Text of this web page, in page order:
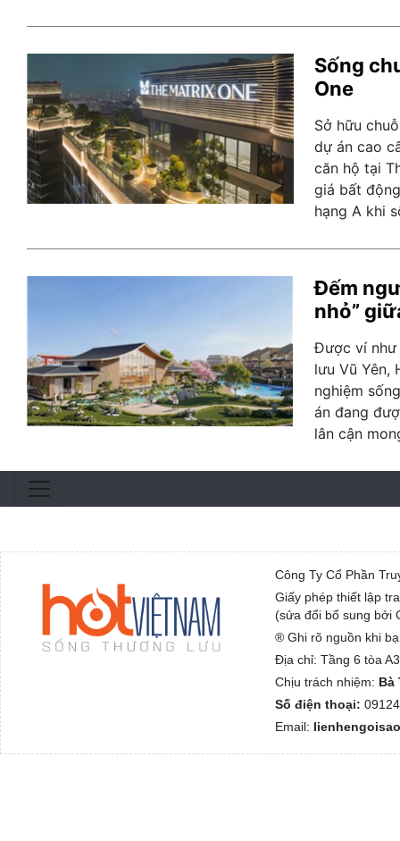
Sống
One
Sở hữu
dự án cao
căn hộ tại
giá bất
hạng A khi
Đếm
nhỏ”
Được ví như
lưu Vũ Yên,
nghiệm
án đang
lân cận
Công Ty Cổ Phần
Giấy phép thiết lập
(sửa đổi bổ sung bởi
® Ghi rõ nguồn khi
Địa chỉ: Tầng 6 tòa
Chịu trách nhiệm: Bà
Số điện thoại:
Email: